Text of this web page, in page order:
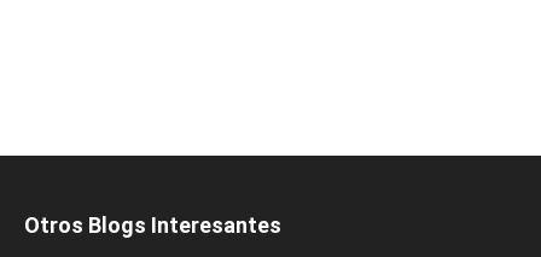
Otros Blogs Interesantes